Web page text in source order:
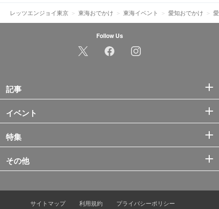
レッツエンジョイ東京 東海おでかけ 東海イベント 愛知おでかけ
Follow Us
記事
イベント
特集
その他
サイトマップ 利用規約 プライバシーポリシー